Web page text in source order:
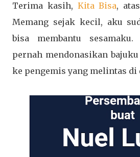
Terima kasih, Kita Bisa,
Memang sejak kecil, aku
bisa membantu
pernah mendonasikan
ke pengemis yang melintas di